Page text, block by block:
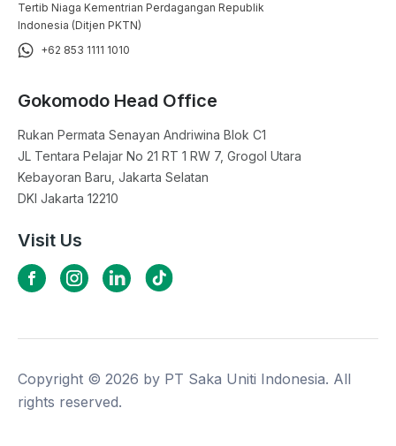
Tertib Niaga Kementrian Perdagangan Republik
Indonesia (Ditjen PKTN)
+62 853 1111 1010
Gokomodo Head Office
Rukan Permata Senayan Andriwina Blok C1
JL Tentara Pelajar No 21 RT 1 RW 7, Grogol Utara
Kebayoran Baru, Jakarta Selatan
DKI Jakarta 12210
Visit Us
Copyright © 2026 by PT Saka Uniti Indonesia. All
rights reserved.